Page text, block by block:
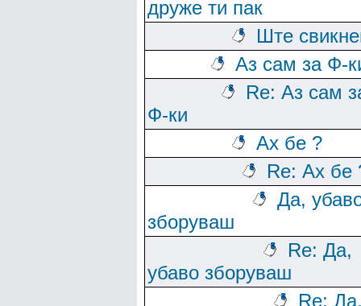
друже ти пак
Ште
Аз сам за Ф-
Re: Аз сам
Ф-ки
Ах бе ?
Re: Ах бе
Да,
зборуваш
Re: Да,
убаво зборуваш
Re: